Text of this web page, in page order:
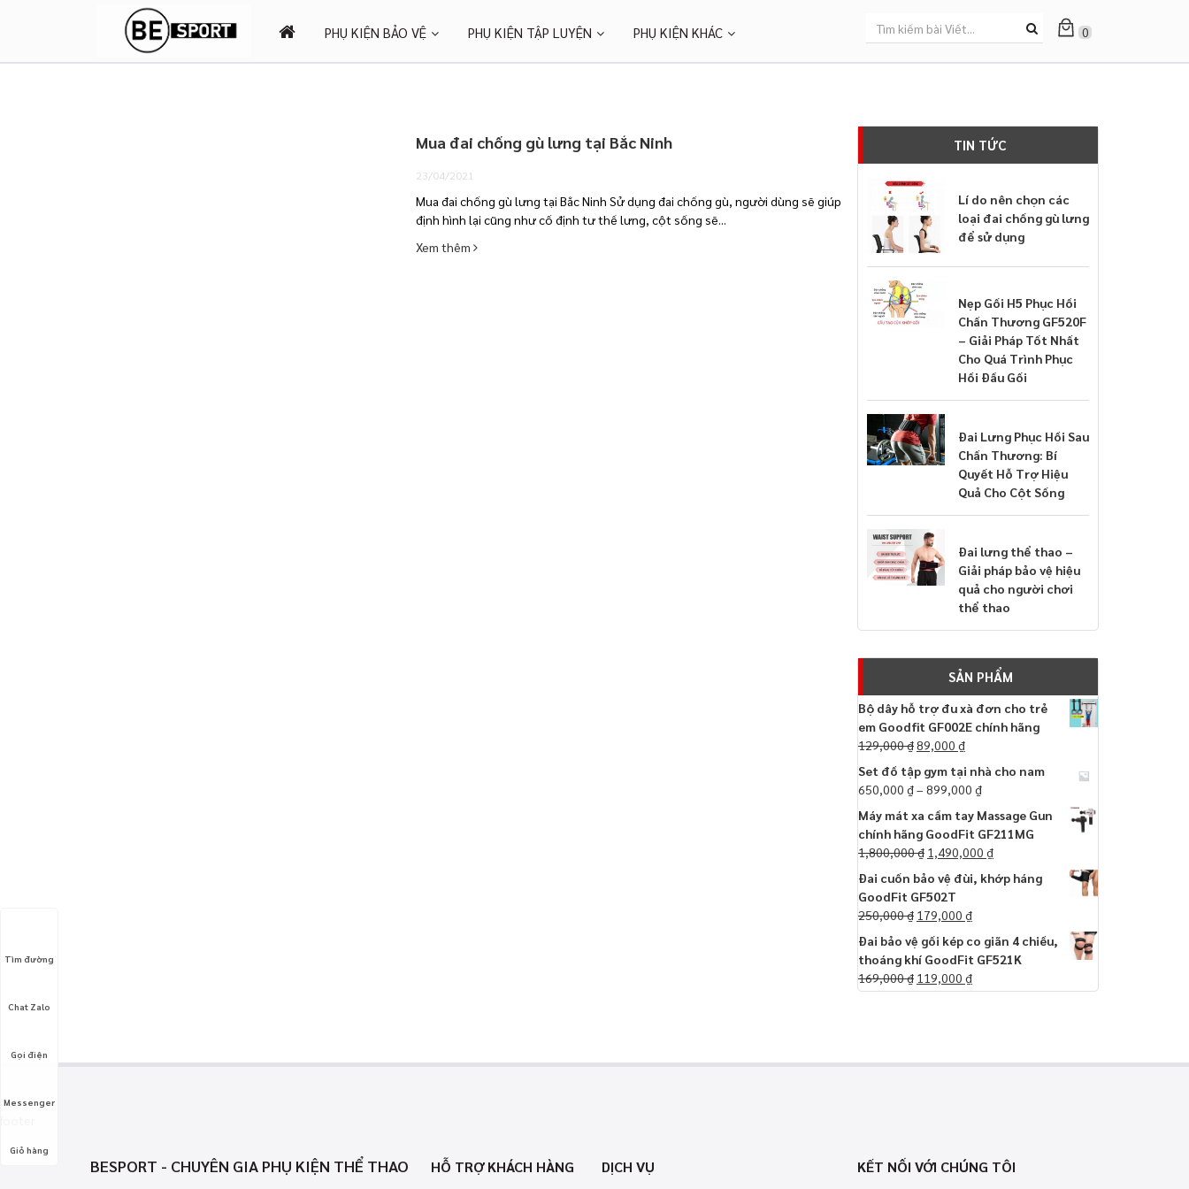
PHỤ KIỆN BẢO VỆ PHỤ KIỆN TẬP LUYỆN PHỤ KIỆN KHÁC 0
Mua đai chống gù lưng tại Bắc Ninh
23/04/2021
Mua đai chống gù lưng tại Bắc Ninh Sử dụng đai chống gù, người dùng sẽ giúp
định hình lại cũng như cố định tư thế lưng, cột sống sẽ...
Xem thêm
TIN TỨC
Lí do nên chọn các
loại đai chống gù lưng
để sử dụng
Nẹp Gối H5 Phục Hồi
Chấn Thương GF520F
– Giải Pháp Tốt Nhất
Cho Quá Trình Phục
Hồi Đầu Gối
Đai Lưng Phục Hồi Sau
Chấn Thương: Bí
Quyết Hỗ Trợ Hiệu
Quả Cho Cột Sống
Đai lưng thể thao –
Giải pháp bảo vệ hiệu
quả cho người chơi
thể thao
SẢN PHẨM
Bộ dây hỗ trợ đu xà đơn cho trẻ
em Goodfit GF002E chính hãng
129,000₫89,000 ₫
Set đồ tập gym tại nhà cho nam
650,000 ₫– 899,000 ₫
Máy mát xa cầm tay Massage Gun
chính hãng GoodFit GF211MG
1,800,000₫ 1,490,000 ₫
Đai cuốn bảo vệ đùi, khớp háng
GoodFit GF502T
250,000₫ 179,000 ₫
Đai bảo vệ gối kép co giãn 4 chiều,
thoáng khí GoodFit GF521K
169,000₫ 119,000 ₫
BESPORT - CHUYÊN GIA PHỤ KIỆN THỂ THAO HỖ TRỢ KHÁCH HÀNG DỊCH VỤ KẾT NỐI VỚI CHÚNG TÔI
Tìm đường
Chat Zalo
Gọi điện
Messenger
Giỏ hàng